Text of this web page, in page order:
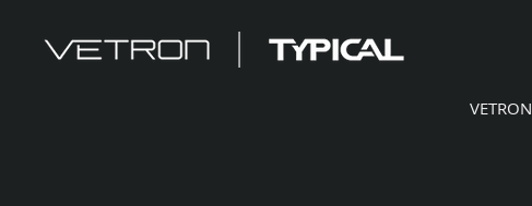
VETRON